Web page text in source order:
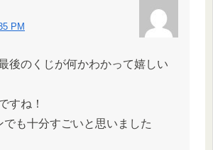
PM
後のくじが何かわかって嬉しい
すね！
でも十分すごいと思いました